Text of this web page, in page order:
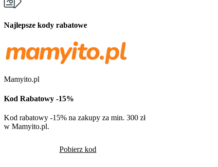
Najlepsze kody rabatowe
Mamyito.pl
Kod Rabatowy -15%
Kod rabatowy -15% na zakupy za min. 300 zł
w Mamyito.pl.
Pobierz kod